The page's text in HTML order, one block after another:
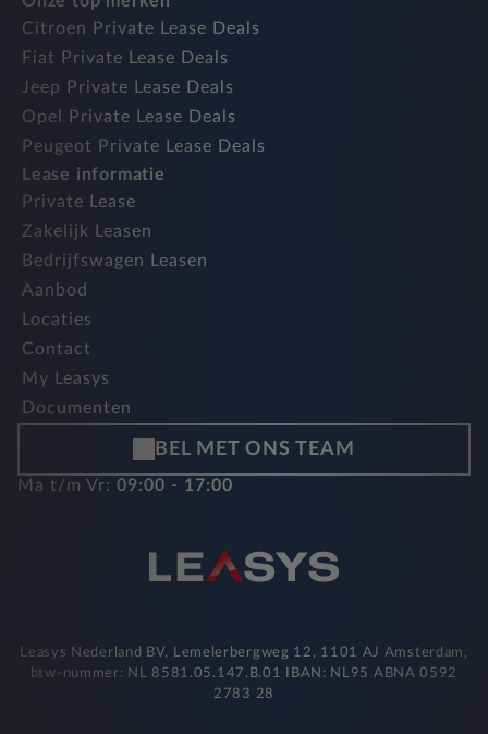
Citroen Private Lease Deals
Fiat Private Lease Deals
Jeep Private Lease Deals
Opel Private Lease Deals
Peugeot Private Lease Deals
Lease informatie
Private Lease
Zakelijk Leasen
Bedrijfswagen Leasen
Aanbod
Locaties
Contact
My Leasys
Documenten
BEL MET ONS TEAM
Ma t/m Vr: 09:00 - 17:00
Leasys Nederland BV, Lemelerbergweg 12, 1101 AJ Amsterdam,
btw-nummer: NL 8581.05.147.B.01 IBAN: NL95 ABNA 0592
2783 28